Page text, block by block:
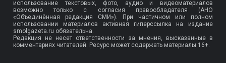
использование текстовых, фото, аудио и видеоматериалов
возможно только с согласия правообладателя (АНО
«Объединённая редакция СМИ»). При частичном или полном
использовании материалов активная гиперссылка на издание
smolgazeta.ru обязательна.
Редакция не несет ответственности за мнения, высказанные в
комментариях читателей. Ресурс может содержать материалы 16+.